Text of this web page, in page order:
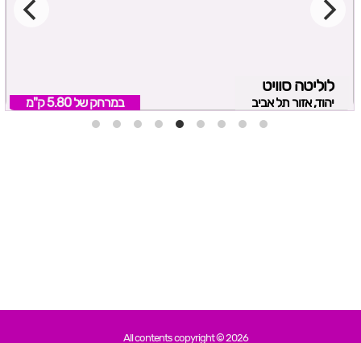
לוליטה סוויט
יהוד, אזור תל אביב במרחק של 5.80 ק"מ
All contents copyright © 2026